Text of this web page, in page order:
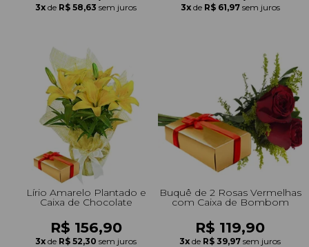
3x de R$ 58,63 sem juros 3x de R$ 61,97 sem juros
Lírio Amarelo Plantado e
Caixa de Chocolate
R$ 156,90
3x de R$ 52,30 sem juros
Buquê de 2 Rosas Vermelhas
com Caixa de Bombom
R$ 119,90
3x de R$ 39,97 sem juros